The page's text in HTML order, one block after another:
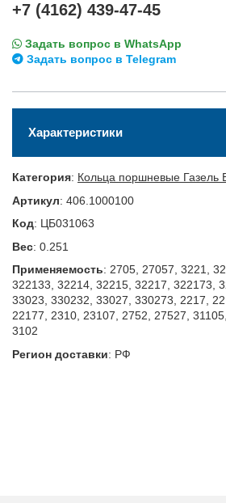
+7 (4162) 439-47-45
Задать вопрос в WhatsApp
Задать вопрос в Telegram
Характеристики
Категория: Кольца поршневые Газель
Артикул: 406.1000100
Код: ЦБ031063
Вес: 0.251
Применяемость: 2705, 27057, 3221,
322133, 32214, 32215, 32217, 322173,
33023, 330232, 33027, 330273, 2217,
22177, 2310, 23107, 2752, 27527,
3102
Регион доставки: РФ